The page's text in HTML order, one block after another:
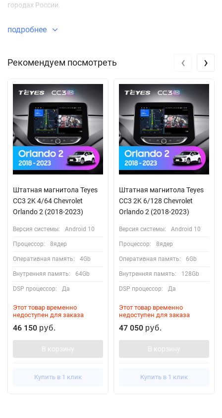
городах России.
подробнее
Рекомендуем посмотреть
Штатная магнитола Teyes
CC3 2K 4/64 Chevrolet
Orlando 2 (2018-2023)
Версия системы: Android 10
Процессор: 8ядер
Оперативная память: 4Gb
Внутренняя память: 64Gb
DSP процессор: Да
Этот товар временно
недоступен для заказа
46 150 руб.
В корзину
Купить в 1 клик
Штатная магнитола Teyes
CC3 2K 6/128 Chevrolet
Orlando 2 (2018-2023)
Версия системы: Android 10
Процессор: 8ядер
Оперативная память: 6Gb
Внутренняя память: 128Gb
DSP процессор: Да
Этот товар временно
недоступен для заказа
47 050 руб.
В корзину
Купить в 1 клик
‹ ›